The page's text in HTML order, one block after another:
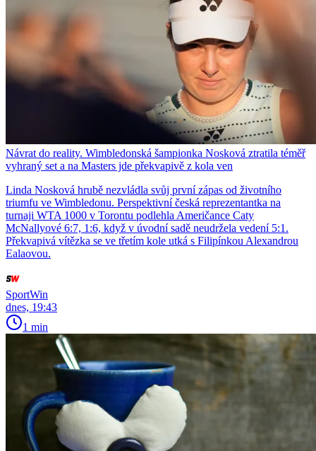
Návrat do reality. Wimbledonská šampionka Nosková ztratila téměř
vyhraný set a na Masters jde překvapivě z kola ven
Linda Nosková hrubě nezvládla svůj první zápas od životního
triumfu ve Wimbledonu. Perspektivní česká reprezentantka na
turnaji WTA 1000 v Torontu podlehla Američance Caty
McNallyové 6:7, 1:6, když v úvodní sadě neudržela vedení 5:1.
Překvapivá vítězka se ve třetím kole utká s Filipínkou Alexandrou
Ealaovou.
SportWin
dnes, 19:43
1 min